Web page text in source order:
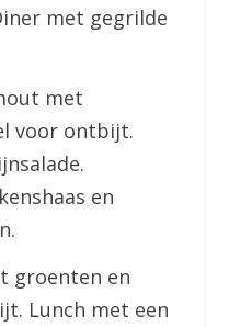
met gegrilde
met
voor ontbijt.
en
groenten en
Lunch met een